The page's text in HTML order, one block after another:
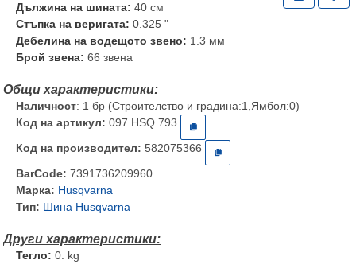
Дължина на шината: 40 см
Стъпка на веригата: 0.325 "
Дебелина на водещото звено: 1.3 мм
Брой звена: 66 звена
Наличност: 1 бр (Строителство и градина:1,Ямбол:0)
Код на артикул: 097 HSQ 793
Код на производител: 582075366
BarCode: 7391736209960
Марка: Husqvarna
Тип: Шина Husqvarna
Тегло: 0. kg